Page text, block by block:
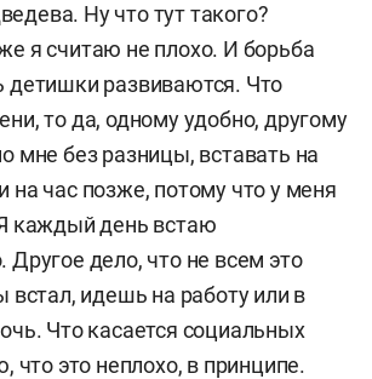
Ну что тут такого?
я считаю не плохо. И борьба
детишки развиваются. Что
то да, одному удобно, другому
мне без разницы, вставать на
на час позже, потому что у меня
каждый день встаю
Другое дело, что не всем это
встал, идешь на работу или в
Что касается социальных
что это неплохо, в принципе.